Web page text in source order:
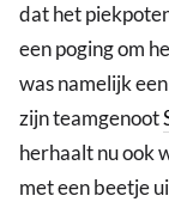
dat het
een poging om
was namelijk
zijn teamgenoot
herhaalt nu ook
met een beetje